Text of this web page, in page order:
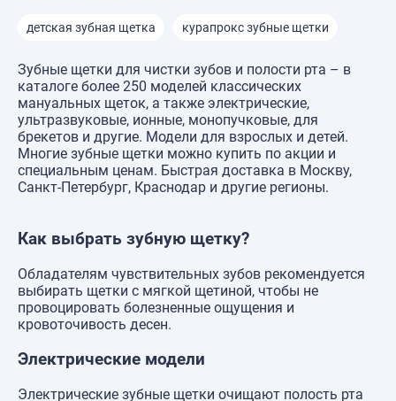
детская зубная щетка курапрокс зубные щетки
Зубные щетки для чистки зубов и полости рта – в
каталоге более 250 моделей классических
мануальных щеток, а также электрические,
ультразвуковые, ионные, монопучковые, для
брекетов и другие. Модели для взрослых и детей.
Многие зубные щетки можно купить по акции и
специальным ценам. Быстрая доставка в Москву,
Санкт-Петербург, Краснодар и другие регионы.
Как выбрать зубную щетку?
Обладателям чувствительных зубов рекомендуется
выбирать щетки с мягкой щетиной, чтобы не
провоцировать болезненные ощущения и
кровоточивость десен.
Электрические модели
Электрические зубные щетки очищают полость рта